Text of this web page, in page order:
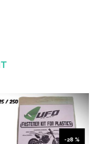
-30 %